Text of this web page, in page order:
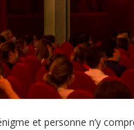
et personne n’y